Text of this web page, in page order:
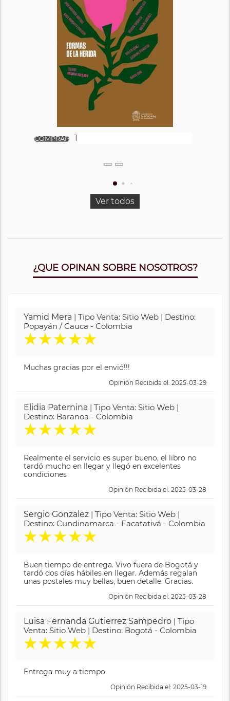
Ver todos
¿QUE OPINAN SOBRE NOSOTROS?
Yamid Mera | Tipo Venta: Sitio Web | Destino:
Popayán / Cauca - Colombia
★★★★★
Muchas gracias por el envió!!!
Opinión Recibida el: 2025-03-29
Elidia Paternina | Tipo Venta: Sitio Web |
Destino: Baranoa - Colombia
★★★★★
Realmente el servicio es super bueno, el libro no
tardó mucho en llegar y llegó en excelentes
condiciones
Opinión Recibida el: 2025-03-28
Sergio Gonzalez | Tipo Venta: Sitio Web |
Destino: Cundinamarca - Facatativá - Colombia
★★★★★
Buen tiempo de entrega. Vivo fuera de Bogotá y
tardó dos días hábiles en llegar. Además regalan
unas postales muy bellas, buen detalle. Gracias.
Opinión Recibida el: 2025-03-28
Luisa Fernanda Gutierrez Sampedro | Tipo
Venta: Sitio Web | Destino: Bogotá - Colombia
★★★★★
Entrega muy a tiempo
Opinión Recibida el: 2025-03-19